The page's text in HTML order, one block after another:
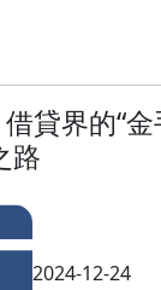
貸界的“
路
2024-12-24